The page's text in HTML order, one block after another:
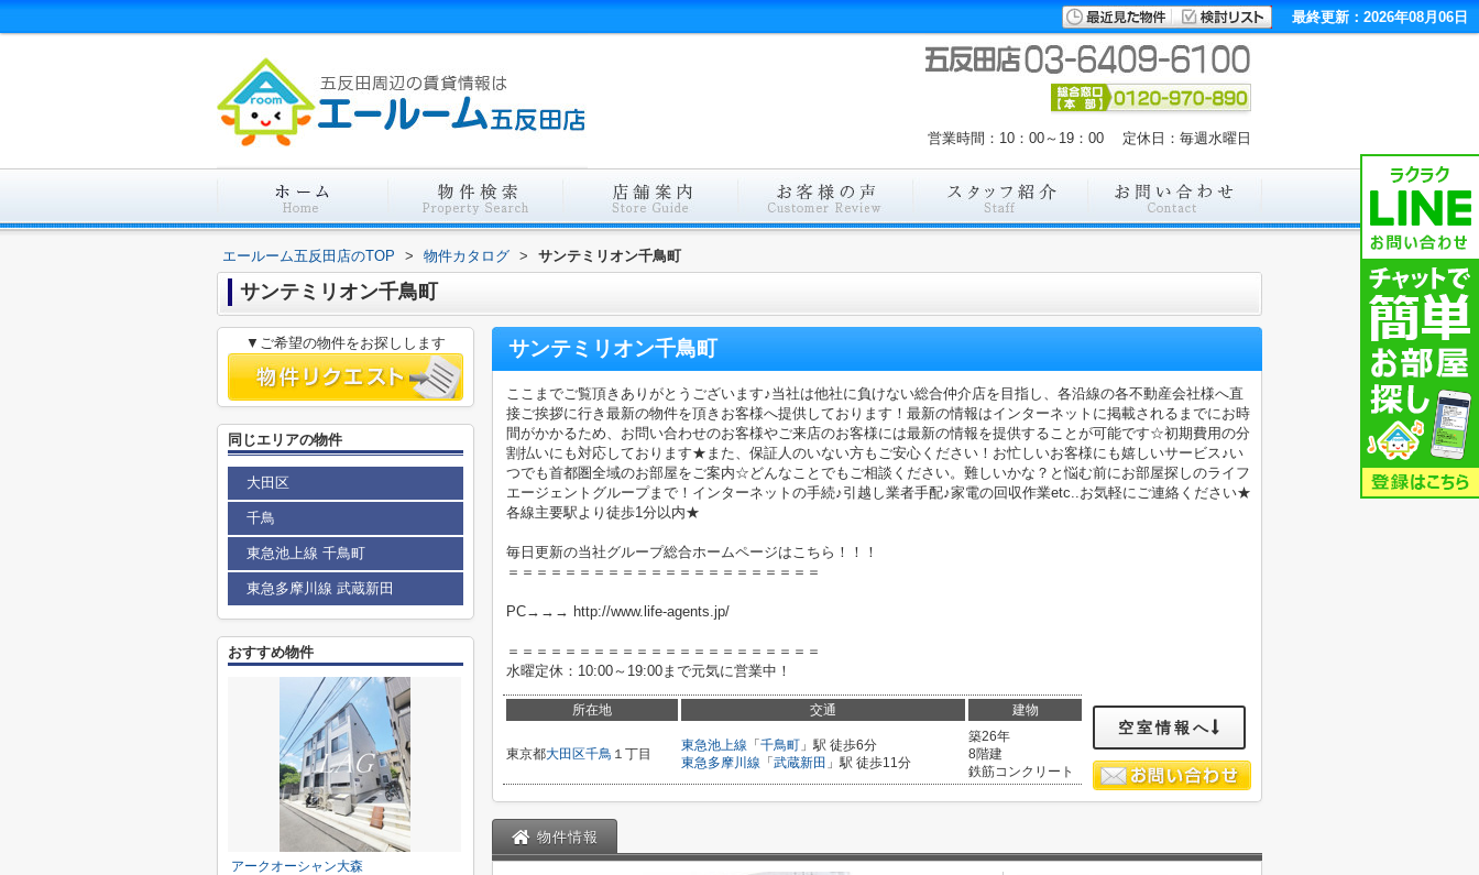
最終更新：2026年08月06日
営業時間：10：00～19：00 定休日：毎週水曜日
エールーム五反田店のTOP > 物件カタログ > サンテミリオン千鳥町
サンテミリオン千鳥町
サンテミリオン千鳥町
ここまでご覧頂きありがとうございます♪当社は他社に負けない総合仲介店を目指し、各沿線の各不動産会社様へ直
接ご挨拶に行き最新の物件を頂きお客様へ提供しております！最新の情報はインターネットに掲載されるまでにお時
間がかかるため、お問い合わせのお客様やご来店のお客様には最新の情報を提供することが可能です☆初期費用の分
割払いにも対応しております★また、保証人のいない方もご安心ください！お忙しいお客様にも嬉しいサービス♪い
つでも首都圏全域のお部屋をご案内☆どんなことでもご相談ください。難しいかな？と悩む前にお部屋探しのライフ
エージェントグループまで！インターネットの手続♪引越し業者手配♪家電の回収作業etc..お気軽にご連絡ください★
各線主要駅より徒歩1分以内★
毎日更新の当社グループ総合ホームページはこちら！！！
＝＝＝＝＝＝＝＝＝＝＝＝＝＝＝＝＝＝＝＝＝＝
PC→→→ http://www.life-agents.jp/
＝＝＝＝＝＝＝＝＝＝＝＝＝＝＝＝＝＝＝＝＝＝
水曜定休：10:00～19:00まで元気に営業中！
所在地 交通 建物
東京都大田区千鳥 １丁目
東急池上線 「 千鳥町 」駅 徒歩6分
東急多摩川線 「 武蔵新田 」駅 徒歩11分
築26年
8階建
鉄筋コンクリート
空室情報へ
物件情報
▼ご希望の物件をお探しします
同じエリアの物件
大田区
千鳥
東急池上線 千鳥町
東急多摩川線 武蔵新田
おすすめ物件
アークオーシャン大森